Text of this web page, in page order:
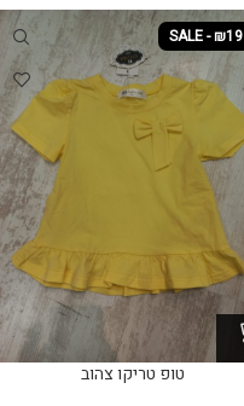
SALE - ₪19